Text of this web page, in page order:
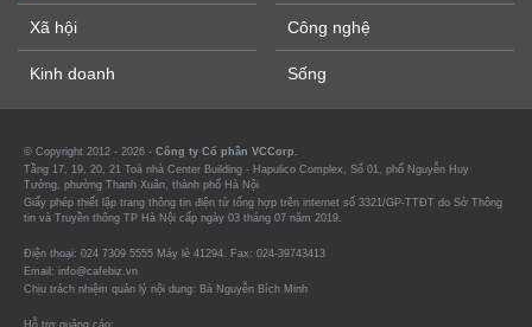
Xã hội
Kinh doanh
Công nghệ
Sống
© Copyright 2012 - 2026 - Công ty Cổ phần VCCorp.
Tầng 17, 19, 20, 21 Toà nhà Center Building - Hapulico Complex, Số 01, phố Nguyễn Huy
Tưởng, phường Thanh Xuân, thành phố Hà Nội
Giấy phép thiết lập trang thông tin điện tử tổng hợp trên internet số 3321/GP-TTĐT do Sở Thông
tin và Truyền thông TP Hà Nội cấp ngày 03 tháng 07 năm 2019.
Điện thoại: 024 7309 5555 Máy lẻ 41294. Fax: 024-39743413
Email: info@cafebiz.vn
Chịu trách nhiệm quản lý nội dung: Bà Nguyễn Bích Minh
Hỗ trợ quảng cáo: